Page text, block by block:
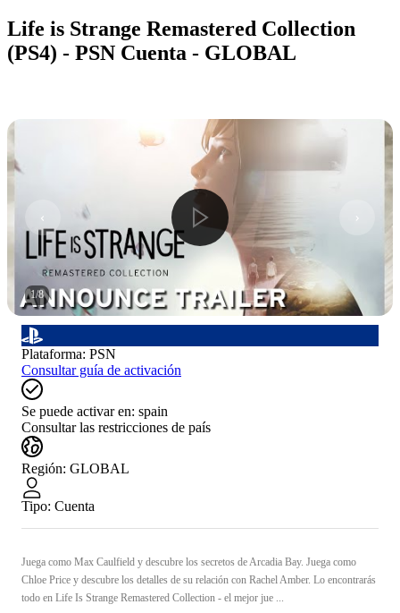
Life is Strange Remastered Collection
(PS4) - PSN Cuenta - GLOBAL
1/8
Plataforma: PSN
Consultar guía de activación
Se puede activar en: spain
Consultar las restricciones de país
Región: GLOBAL
Tipo: Cuenta
Juega como Max Caulfield y descubre los secretos de Arcadia Bay. Juega como
Chloe Price y descubre los detalles de su relación con Rachel Amber. Lo encontrarás
todo en Life Is Strange Remastered Collection - el mejor jue ...